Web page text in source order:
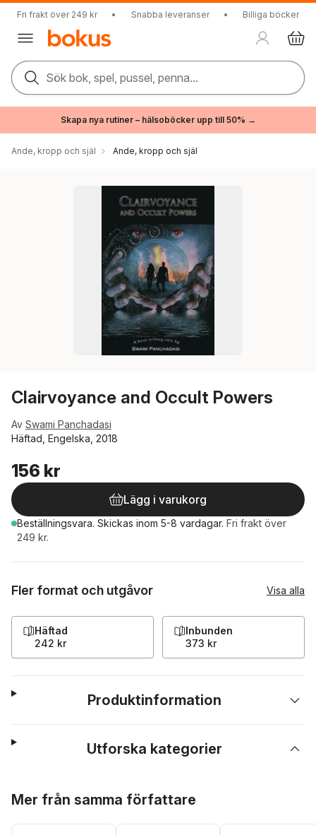
Fri frakt över 249 kr • Snabba leveranser • Billiga böcker
Sök bok, spel, pussel, penna...
Skapa nya rutiner – hälsoböcker upp till 50% →
Ande, kropp och själ Ande, kropp och själ
Clairvoyance and Occult Powers
Av Swami Panchadasi
Häftad, Engelska, 2018
156 kr
Lägg i varukorg
Beställningsvara. Skickas inom 5-8 vardagar. Fri frakt över
249 kr.
Fler format och utgåvor Visa alla
Häftad
242 kr
Inbunden
373 kr
Produktinformation
Utforska kategorier
Mer från samma författare